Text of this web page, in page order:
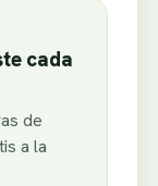
cada
de
a la